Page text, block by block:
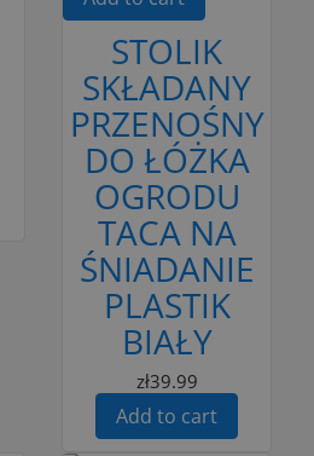
STOLIK
SKŁADANY
PRZENOŚNY
DO ŁÓŻKA
OGRODU
TACA NA
ŚNIADANIE
PLASTIK
BIAŁY
zł39.99
Add to cart